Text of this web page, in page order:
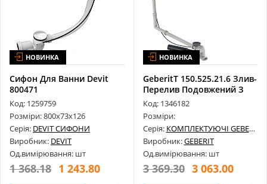
НОВИНКА
Сифон Для Ванни Devit
800471
Код: 1259759
Розміри: 800х73х126
Серія: DEVIT СИФОНИ
Виробник: DEVIT
Од.вимірювання: шт
1 368.18 1 243.80
НОВИНКА
GeberitT 150.525.21.6 Злив-
Перелив Подовжений З
Пово...
Код: 1346182
Розміри:
Серія: КОМПЛЕКТУЮЧІ GEBERIT
Виробник:GEBERIT
Од.вимірювання: шт
3 369.30 3 063.00